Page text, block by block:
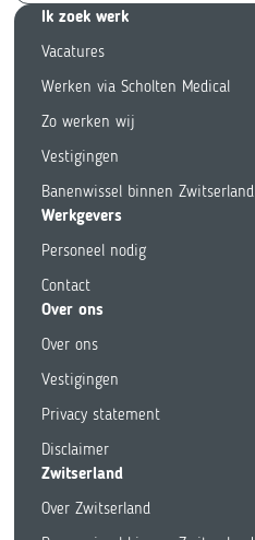
Ik zoek werk
Vacatures
Werken via Scholten Medical
Zo werken wij
Vestigingen
Banenwissel binnen Zwitserland
Werkgevers
Personeel nodig
Contact
Over ons
Over ons
Vestigingen
Privacy statement
Disclaimer
Zwitserland
Over Zwitserland